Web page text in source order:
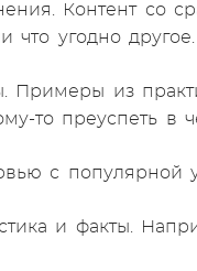
Контент со
что угодно другое.
Примеры из
то преуспеть в
с популярной
и факты.